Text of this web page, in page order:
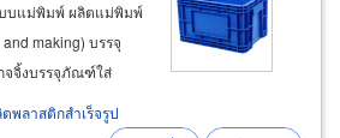
บแม่พิมพ์ ผลิตแม่พิมพ์
making) บรรจุ
จิ้งบรรจุภัณฑ์ใส่
วนอะไหล่ยานยนต์
พลาสติกสำเร็จรูป